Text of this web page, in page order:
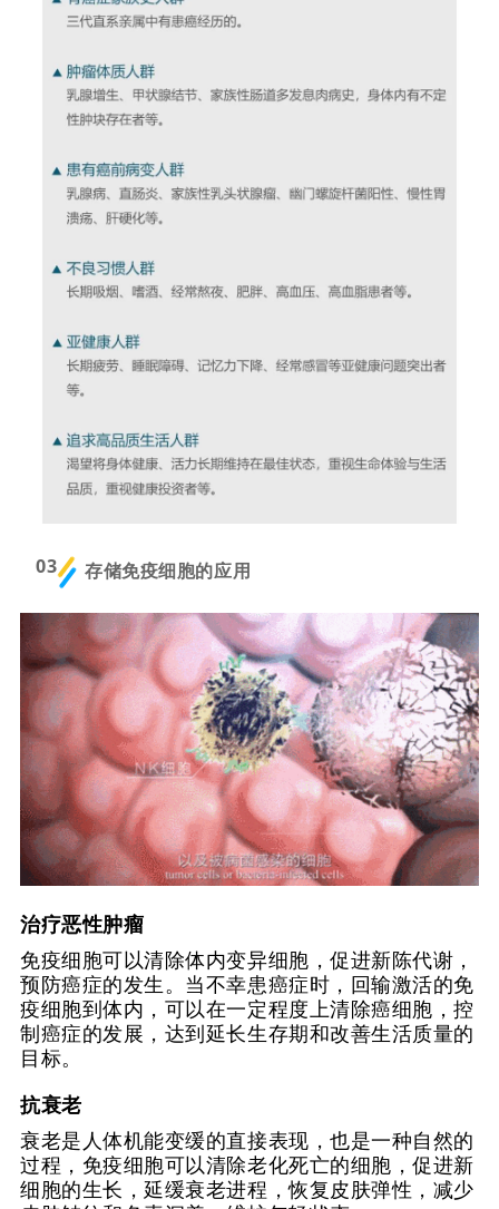
03 存储免疫细胞的应用
治疗恶性肿瘤
免疫细胞可以清除体内变异细胞，促进新陈代谢，
预防癌症的发生。当不幸患癌症时，回输激活的免
疫细胞到体内，可以在一定程度上清除癌细胞，控
制癌症的发展，达到延长生存期和改善生活质量的
目标。
抗衰老
衰老是人体机能变缓的直接表现，也是一种自然的
过程，免疫细胞可以清除老化死亡的细胞，促进新
细胞的生长，延缓衰老进程，恢复皮肤弹性，减少